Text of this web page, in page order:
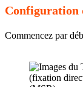
Configuration
Commencez par